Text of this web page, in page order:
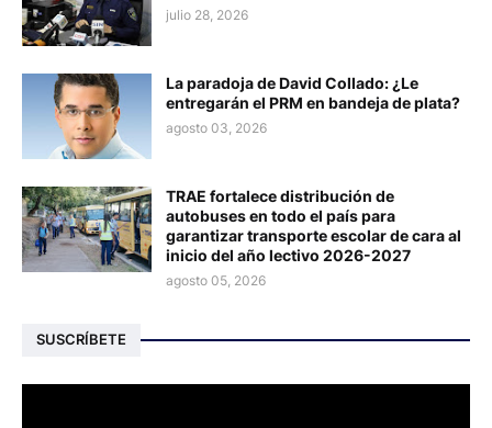
julio 28, 2026
La paradoja de David Collado: ¿Le
entregarán el PRM en bandeja de plata?
agosto 03, 2026
TRAE fortalece distribución de
autobuses en todo el país para
garantizar transporte escolar de cara al
inicio del año lectivo 2026-2027
agosto 05, 2026
SUSCRÍBETE